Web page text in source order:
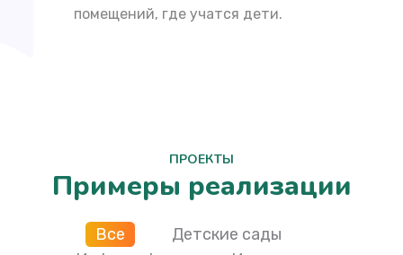
помещений, где учатся дети.
ПРОЕКТЫ
Примеры реализации
Все
Детские сады